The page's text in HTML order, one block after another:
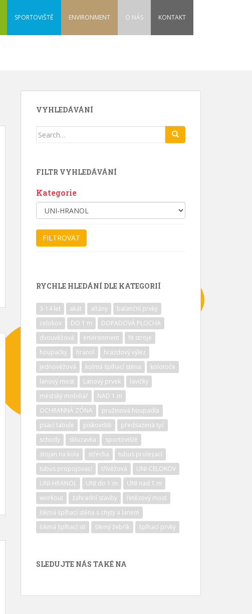
SPORTOVIŠTĚ ENVIRONMENT O NÁS KONTAKT
VYHLEDÁVÁNÍ
Search
FILTR VYHLEDÁVÁNÍ
Kategorie
RYCHLE HLEDÁNÍ DLE KATEGORIÍ
3-14 let akát altány
balanční prvky
celokov
DO 1 m
DOPADOVÁ PLOCHA
dvouvěžová
environment
fit stroje
houpačky
hranol
hrazdový výlez
jednověžová
kolmá šplhací stěna
kolotoče
lanový most
Lanový prvek
lavičky
městský mobiliář
NAD 1 m
OCHRANNÁ ZÓNA
pružinová houpadla
psací tabule
pískoviště
předsazená tyč
schody
skluzavka
sportoviště
stojan na kola
střecha
tubus prolezací
tubus propojovací
třívěžová
UNI-CELOKOV
UNI-HRANOL
UNI do 1 m
UNI nad 1 m
workout
zahradní stavby
řetězový most
šikmá šplhací stěna s chyty a lanem
šikmá šplhací síť
šikmý žebřík šplhací prvky
SLEDUJTE NÁS TAKÉ NA